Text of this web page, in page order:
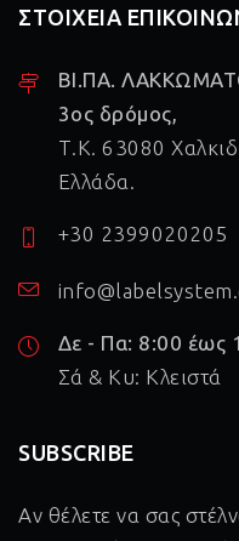
ΣΤΟΙΧΕΙΑ
ΒΙ.ΠΑ.
3ος δρόμος,
Τ.Κ. 63080
Ελλάδα.
+30 2399020205
Δε - Πα: 8:00 έως
Σά & Κυ: Κλειστά
SUBSCRIBE
Αν θέλετε να σας